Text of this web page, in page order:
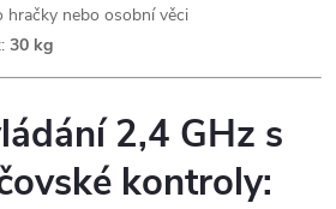
nebo osobní věci
30 kg
2,4 GHz s
kontroly: